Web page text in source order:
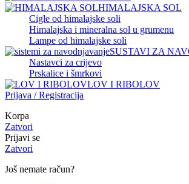
HIMALAJSKA SOL
Cigle od himalajske soli
Himalajska i mineralna sol u grumenu
Lampe od himalajske soli
SUSTAVI ZA
Nastavci za crijevo
Prskalice i šmrkovi
LOV I RIBOLOV
Prijava / Registracija
Korpa
Zatvori
Prijavi se
Zatvori
Još nemate račun?